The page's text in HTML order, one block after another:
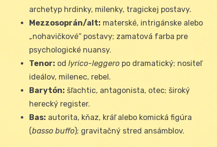
archetyp hrdinky, milenky, tragickej postavy.
Mezzosoprán/alt: materské, intrigánske alebo
„nohavičkové“ postavy; zamatová farba pre
psychologické nuansy.
Tenor: od lyrico-leggero po dramatický; nositeľ
ideálov, milenec, rebel.
Barytón: šľachtic, antagonista, otec; široký
herecký register.
Bas: autorita, kňaz, kráľ alebo komická figúra
(basso buffo); gravitačný stred ansámblov.